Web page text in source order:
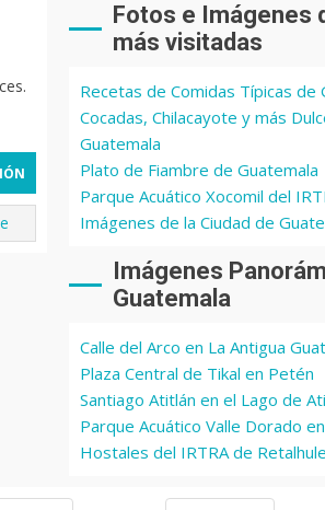
Fotos e Imágenes
más visitadas
Recetas de Comidas Típicas de
Cocadas, Chilacayote y más
Guatemala
Plato de Fiambre de Guatemala
Parque Acuático Xocomil del
Imágenes de la Ciudad de
Imágenes
Guatemala
Calle del Arco en La Antigua
Plaza Central de Tikal en Petén
Santiago Atitlán en el Lago de
Parque Acuático Valle Dorado
Hostales del IRTRA de